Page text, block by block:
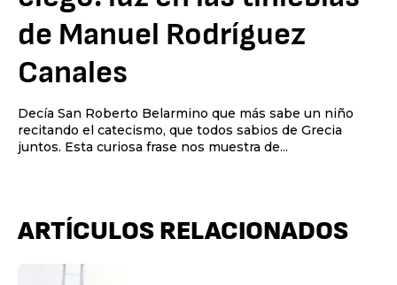
de Manuel Rodríguez
Canales
Decía San Roberto Belarmino que más sabe un niño
recitando el catecismo, que todos sabios de Grecia
juntos. Esta curiosa frase nos muestra de...
ARTÍCULOS RELACIONADOS